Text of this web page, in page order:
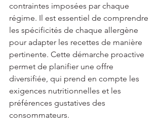
contraintes imposées par chaque
régime. Il est essentiel de comprendre
les spécificités de chaque allergène
pour adapter les recettes de manière
pertinente. Cette démarche proactive
permet de planifier une offre
diversifiée, qui prend en compte les
exigences nutritionnelles et les
préférences gustatives des
consommateurs.